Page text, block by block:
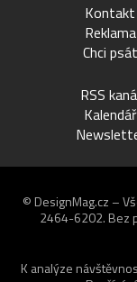
Kontakt
Reklama
Chci psát
RSS
Kalendář
© DesignMag.cz –
2464-6202. Bez
K analýze